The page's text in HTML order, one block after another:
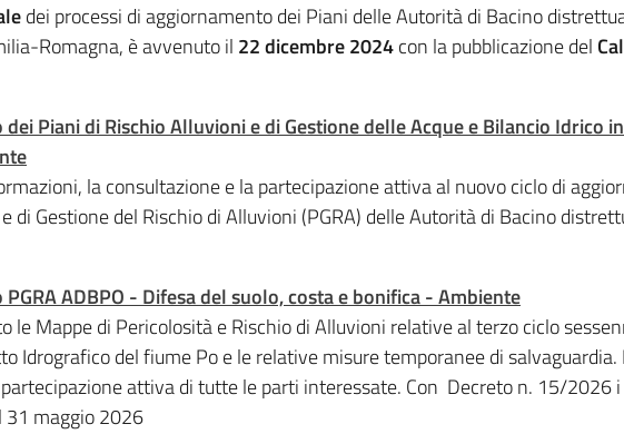
dei processi di aggiornamento dei Piani delle Autorità di Bacino
Romagna, è avvenuto il 22 dicembre 2024con la pubblicazione del
Piani di Rischio Alluvioni e di Gestione delle Acque e Bilancio Idrico
la consultazione e la partecipazione attiva al nuovo ciclo di
di Gestione del Rischio di Alluvioni (PGRA) delle Autorità di Bacino
ADBPO - Difesa del suolo, costa e bonifica - Ambiente
le Mappe di Pericolosità e Rischio di Alluvioni relative al terzo ciclo
Idrografico del fiume Po e le relative misure temporanee di salvaguardia.
attiva di tutte le parti interessate. Con Decreto n. 15/2026
31 maggio 2026